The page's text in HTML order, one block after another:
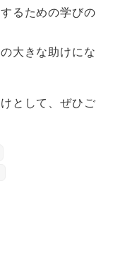
るための学びの
大きな助けにな
として、ぜひご